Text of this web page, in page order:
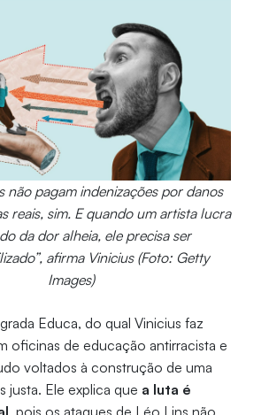
não pagam indenizações por danos
reais, sim. E quando um artista lucra
da dor alheia, ele precisa ser
afirma Vinicius (Foto: Getty
Images)
Educa, do qual Vinicius faz
oficinas de educação antirracista e
voltados à construção de uma
justa. Ele explica que a luta é
, pois os ataques de Léo Lins não